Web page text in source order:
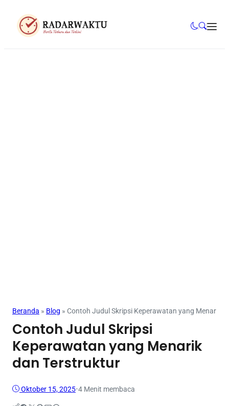
Beranda » Blog » Contoh Judul Skripsi Keperawatan yang Menarik
Contoh Judul Skripsi
Keperawatan yang Menarik
dan Terstruktur
Oktober 15, 2025•4 Menit membaca